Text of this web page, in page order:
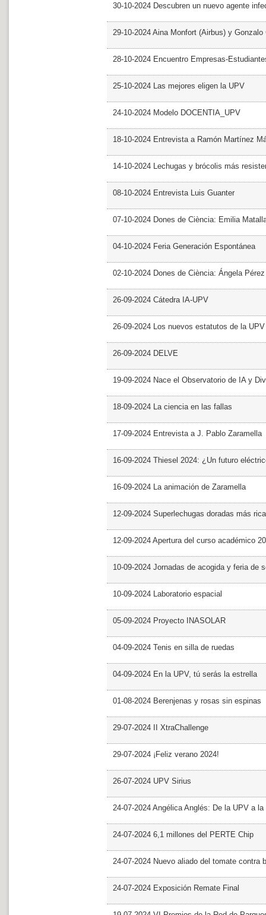
30-10-2024 Descubren un nuevo agente
29-10-2024 Aina Monfort (Airbus) y
28-10-2024 Encuentro Empresas-
25-10-2024 Las mejores eligen la UPV
24-10-2024 Modelo DOCENTIA_UPV
18-10-2024 Entrevista a Ramón Martínez
14-10-2024 Lechugas y brócolis más
08-10-2024 Entrevista Luis Guanter
07-10-2024 Dones de Ciència: Emilia
04-10-2024 Feria Generación Espontánea
02-10-2024 Dones de Ciència: Ángela Pérez
26-09-2024 Cátedra IA-UPV
26-09-2024 Los nuevos estatutos de la
26-09-2024 DELVE
19-09-2024 Nace el Observatorio de IA y
18-09-2024 La ciencia en las fallas
17-09-2024 Entrevista a J. Pablo Zaramella
16-09-2024 Thiesel 2024: ¿Un futuro
16-09-2024 La animación de Zaramella
12-09-2024 Superlechugas doradas más
12-09-2024 Apertura del curso académico
10-09-2024 Jornadas de acogida y feria de
10-09-2024 Laboratorio espacial
05-09-2024 Proyecto INASOLAR
04-09-2024 Tenis en silla de ruedas
04-09-2024 En la UPV, tú serás la estrella
01-08-2024 Berenjenas y rosas sin espinas
29-07-2024 II XtraChallenge
29-07-2024 ¡Feliz verano 2024!
26-07-2024 UPV Sirius
24-07-2024 Angélica Anglés: De la UPV a
24-07-2024 6,1 millones del PERTE Chip
24-07-2024 Nuevo aliado del tomate contra
24-07-2024 Exposición Remate Final